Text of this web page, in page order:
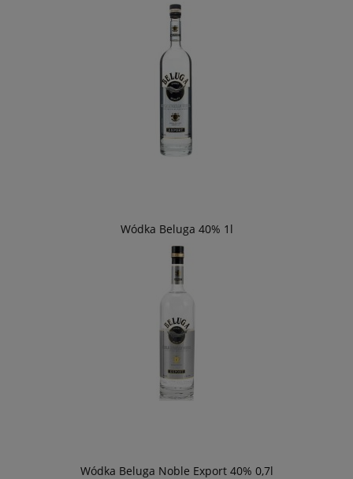
Wódka Beluga 40% 1l
Wódka Beluga Noble Export 40% 0,7l